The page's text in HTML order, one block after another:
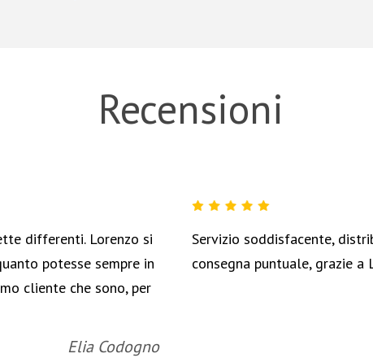
Recensioni
differenti. Lorenzo si
potesse sempre in
cliente che sono, per
Elia Codogno
Servizio soddisfacente,
consegna puntuale, grazie a